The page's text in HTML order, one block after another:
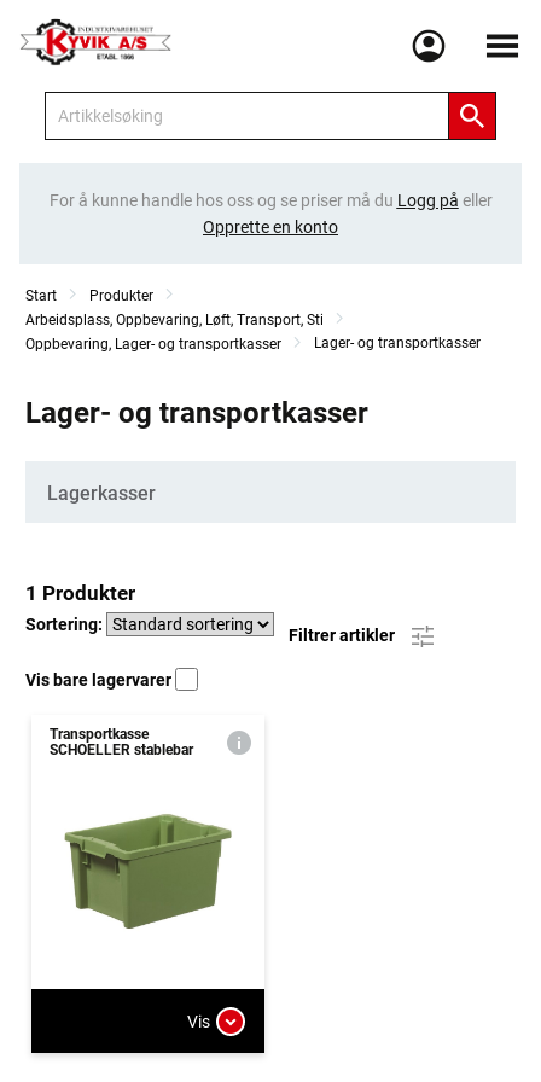
Meny
For å kunne handle hos oss og se priser må du Logg på eller
Opprette en konto
Start
Produkter
Arbeidsplass, Oppbevaring, Løft, Transport, Sti
Oppbevaring, Lager- og transportkasser
Lager- og transportkasser
Lager- og transportkasser
Kategorier
Lagerkasser
1 Produkter
Sortering:
Filtrer artikler
Vis bare lagervarer
Transportkasse
SCHOELLER stablebar
Vis